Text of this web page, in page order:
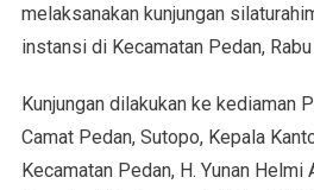
melaksanakan kunjungan
instansi di Kecamatan Pedan,
Kunjungan dilakukan ke kediaman
Camat Pedan, Sutopo, Kepala
Kecamatan Pedan, H. Yunan Helmi